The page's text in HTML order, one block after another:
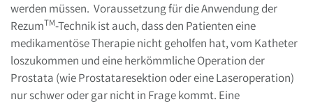
werden müssen. Voraussetzung für die Anwendung der
RezumTM-Technik ist auch, dass den Patienten eine
medikamentöse Therapie nicht geholfen hat, vom Katheter
loszukommen und eine herkömmliche Operation der
Prostata (wie Prostataresektion oder eine Laseroperation)
nur schwer oder gar nicht in Frage kommt. Eine